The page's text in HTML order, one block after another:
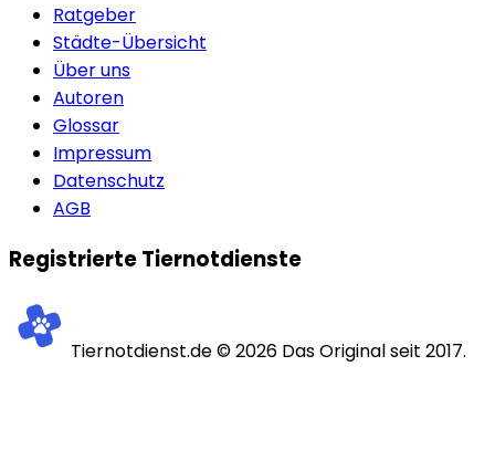
Ratgeber
Städte-Übersicht
Über uns
Autoren
Glossar
Impressum
Datenschutz
AGB
Registrierte Tiernotdienste
Tiernotdienst.de ©2026 Das Original seit 2017.